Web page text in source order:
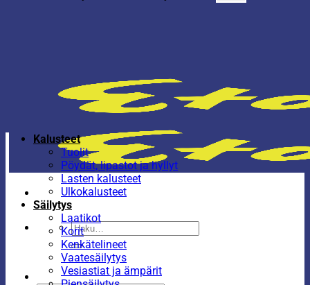
Etsi:
Kalusteet
Tuolit
Pöydät, lipastot ja hyllyt
Lasten kalusteet
Ulkokalusteet
Säilytys
Laatikot
Korit
Kenkätelineet
Vaatesäilytys
Vesiastiat ja ämpärit